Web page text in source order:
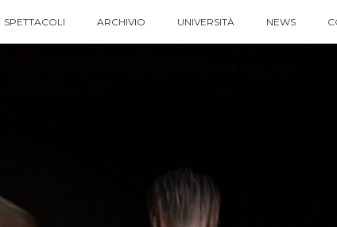
SPETTACOLI ARCHIVIO UNIVERSITÀ NEWS